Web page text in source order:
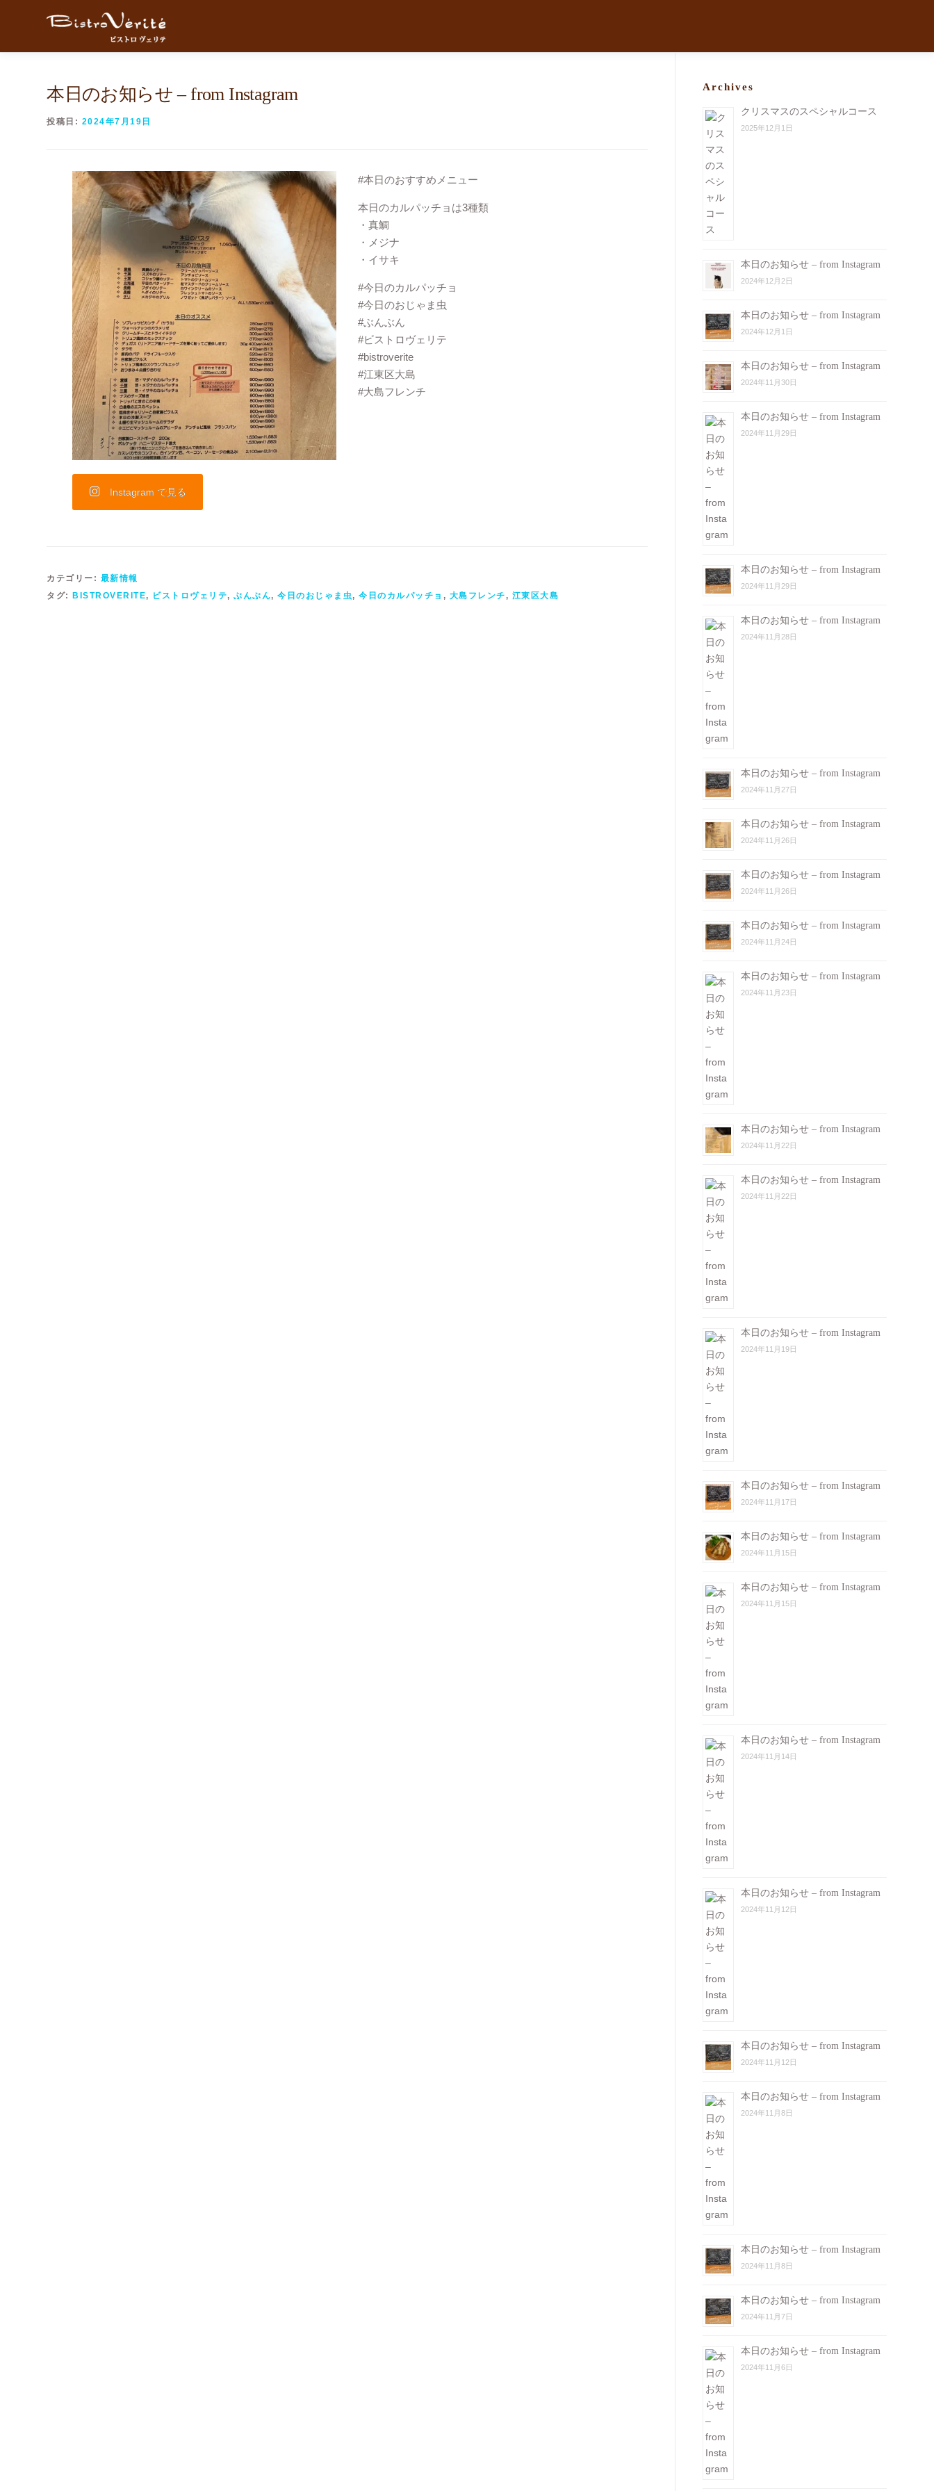
本日のお知らせ – from Instagram
投稿日: 2024年7月19日
Instagram で見る
#本日のおすすめメニュー
本日のカルパッチョは3種類
・真鯛
・メジナ
・イサキ
#今日のカルパッチョ
#今日のおじゃま虫
#ぶんぶん
#ビストロヴェリテ
#bistroverite
#江東区大島
#大島フレンチ
カテゴリー: 最新情報
タグ:
BISTROVERITE, ビストロヴェリテ,ぶんぶん,今日のおじゃま虫,今日のカルパッチョ , 大島フレンチ , 江東区大島
Archives
クリスマスのスペシャルコース
2025年12月1日
本日のお知らせ – from Instagram
2024年12月2日
本日のお知らせ – from Instagram
2024年12月1日
本日のお知らせ – from Instagram
2024年11月30日
本日のお知らせ – from Instagram
2024年11月29日
本日のお知らせ – from Instagram
2024年11月29日
本日のお知らせ – from Instagram
2024年11月28日
本日のお知らせ – from Instagram
2024年11月27日
本日のお知らせ – from Instagram
2024年11月26日
本日のお知らせ – from Instagram
2024年11月26日
本日のお知らせ – from Instagram
2024年11月24日
本日のお知らせ – from Instagram
2024年11月23日
本日のお知らせ – from Instagram
2024年11月22日
本日のお知らせ – from Instagram
2024年11月22日
本日のお知らせ – from Instagram
2024年11月19日
本日のお知らせ – from Instagram
2024年11月17日
本日のお知らせ – from Instagram
2024年11月15日
本日のお知らせ – from Instagram
2024年11月15日
本日のお知らせ – from Instagram
2024年11月14日
本日のお知らせ – from Instagram
2024年11月12日
本日のお知らせ – from Instagram
2024年11月12日
本日のお知らせ – from Instagram
2024年11月8日
本日のお知らせ – from Instagram
2024年11月8日
本日のお知らせ – from Instagram
2024年11月7日
本日のお知らせ – from Instagram
2024年11月6日